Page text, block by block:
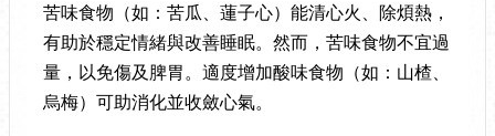
苦味食物（如：苦瓜、蓮子心）能清心火、除煩熱，
有助於穩定情緒與改善睡眠。然而，苦味食物不宜過
量，以免傷及脾胃。適度增加酸味食物（如：山楂、
烏梅）可助消化並收斂心氣。